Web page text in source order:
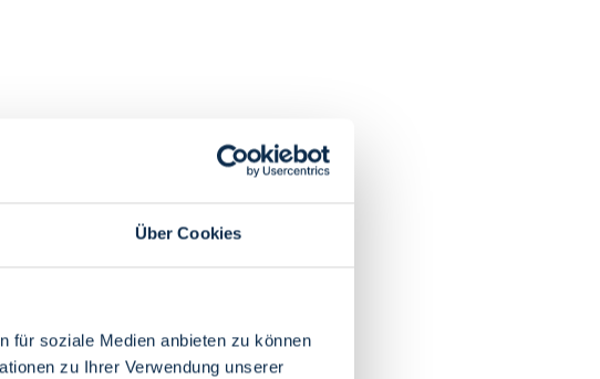
Über Cookies
für soziale Medien anbieten zu können
zu Ihrer Verwendung unserer